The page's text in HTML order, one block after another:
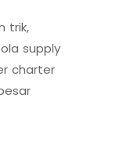
trik,
supply
charter